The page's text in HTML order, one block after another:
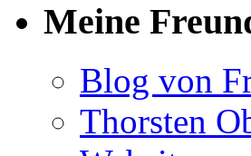
Meine
Blog von
Thorsten